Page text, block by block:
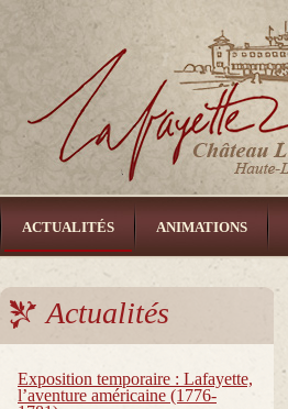
ACTUALITÉS ANIMATIONS
LIENS CONTACT
Actualités
Exposition temporaire : Lafayette,
l’aventure américaine (1776-